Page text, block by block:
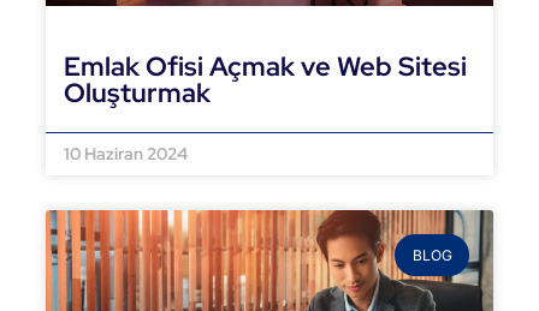
Emlak Ofisi Açmak ve Web Sitesi
Oluşturmak
10 Haziran 2024
BLOG